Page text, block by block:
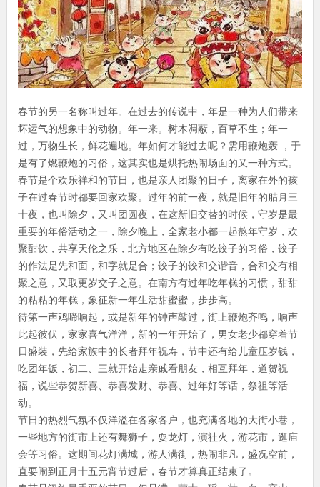
春节的另一名称叫过年。在过去的传说中，年是一种为人们带来
坏运气的想象中的动物。年一来。树木凋蔽，百草不生；年一
过，万物生长，鲜花遍地。年如何才能过去呢？需用鞭炮轰 ，于
是有了燃鞭炮的习俗，这其实也是烘托热闹场面的又一种方式。
春节是个欢乐祥和的节日，也是亲人团聚的日子，离家在外的孩
子在过春节时都要回家欢聚。过年的前一夜，就是旧年的腊月三
十夜，也叫除夕，又叫团圆夜，在这新旧交替的时候，守岁是最
重要的年俗活动之一，除夕晚上，全家老小都一起熬年守岁，欢
聚酣饮，共享天伦之乐，北方地区在除夕有吃饺子的习俗，饺子
的作法是先和面，和字就是合；饺子的饺和交谐音，合和交有相
聚之意，又取更岁交子之意。在南方有过年吃年糕的习惯，甜甜
的粘粘的年糕，象征新一年生活甜蜜蜜，步步高。
待第一声鸡啼响起，或是新年的钟声敲过，街上鞭炮齐鸣，响声
此起彼伏，家家喜气洋洋，新的一年开始了，男女老少都穿着节
日盛装，先给家族中的长者拜年祝寿，节中还有给儿童压岁钱，
吃团年饭，初二、三就开始走亲戚看朋友，相互拜年，道贺祝
福，说些恭贺新喜、恭喜发财、恭喜、过年好等话，祭祖等活
动。
节日的热烈气氛不仅洋溢在各家各户，也充满各地的大街小巷，
一些地方的街市上还有舞狮子，耍龙灯，演社火，游花市，逛庙
会等习俗。这期间花灯满城，游人满街，热闹非凡，盛况空前，
直要闹到正月十五元宵节过后，春节才算真正结束了。